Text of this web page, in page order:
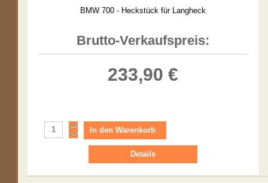
BMW 700 - Heckstück für Langheck
Brutto-Verkaufspreis:
233,90 €
Details